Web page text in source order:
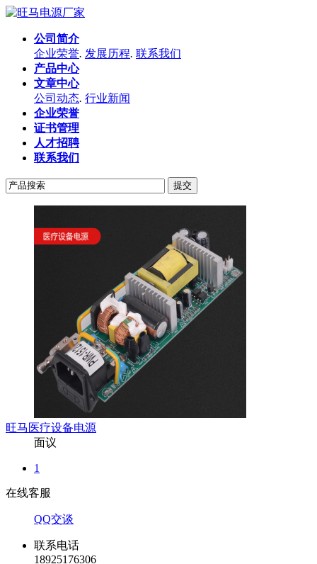
公司简介
企业荣誉. 发展历程. 联系我们
产品中心
文章中心
公司动态. 行业新闻
企业荣誉
证书管理
人才招聘
联系我们
旺马医疗设备电源
面议
1
在线客服
QQ交谈
联系电话
18925176306